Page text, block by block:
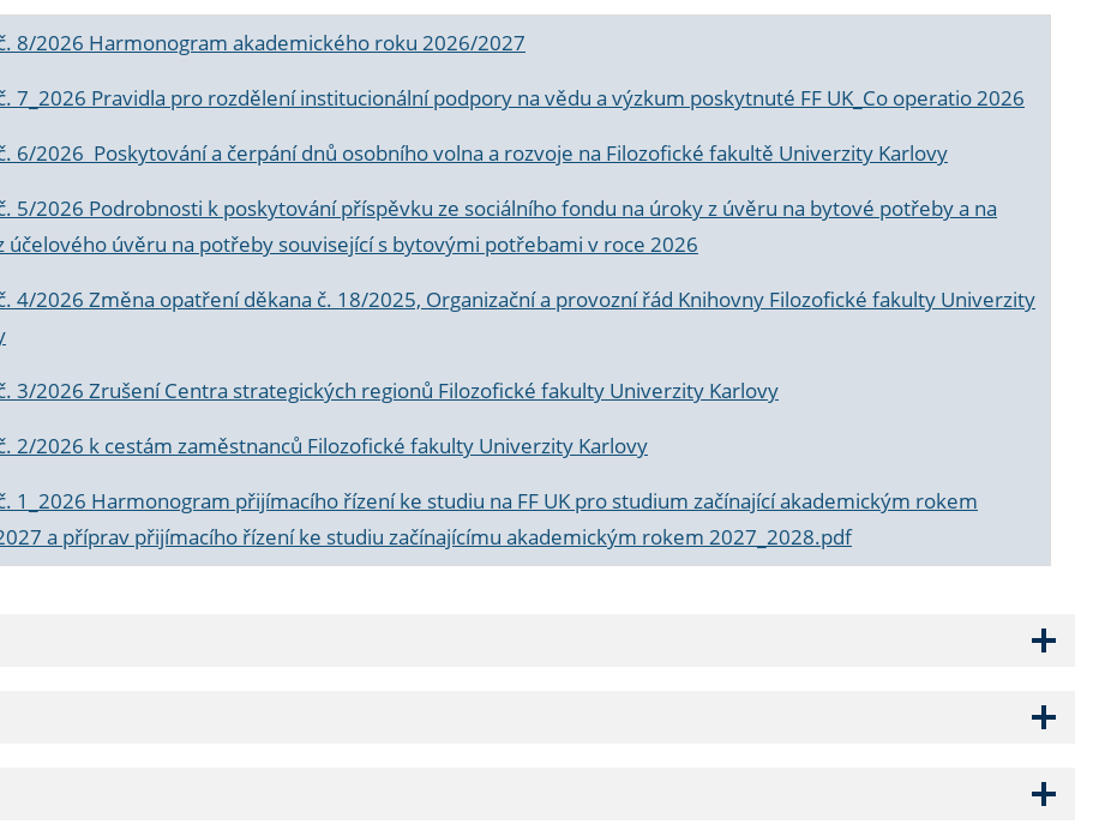
8/2026 Harmonogram akademického roku 2026/2027
7_2026 Pravidla pro rozdělení institucionální podpory na vědu a výzkum poskytnuté FF UK_Co operatio 2026
6/2026 Poskytování a čerpání dnů osobního volna a rozvoje na Filozofické fakultě Univerzity Karlovy
5/2026 Podrobnosti k poskytování příspěvku ze sociálního fondu na úroky z úvěru na bytové potřeby a na
účelového úvěru na potřeby související s bytovými potřebami v roce 2026
4/2026 Změna opatření děkana č. 18/2025, Organizační a provozní řád Knihovny Filozofické fakulty Univerzity
3/2026 Zrušení Centra strategických regionů Filozofické fakulty Univerzity Karlovy
2/2026 k cestám zaměstnanců Filozofické fakulty Univerzity Karlovy
1_2026 Harmonogram přijímacího řízení ke studiu na FF UK pro studium začínající akademickým rokem
a příprav přijímacího řízení ke studiu začínajícímu akademickým rokem 2027_2028.pdf